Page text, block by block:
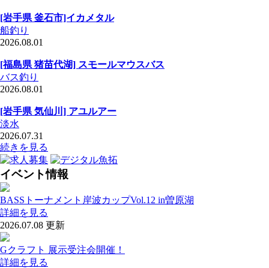
[岩手県 釜石市]イカメタル
船釣り
2026.08.01
[福島県 猪苗代湖] スモールマウスバス
バス釣り
2026.08.01
[岩手県 気仙川] アユルアー
淡水
2026.07.31
続きを見る
イベント情報
BASSトーナメント岸波カップVol.12 in曽原湖
詳細を見る
2026.07.08 更新
Gクラフト 展示受注会開催！
詳細を見る